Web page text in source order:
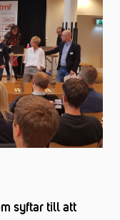
syftar till att